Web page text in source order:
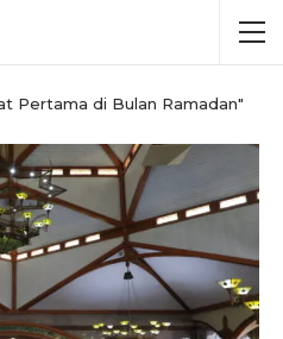
Pertama di Bulan Ramadan"